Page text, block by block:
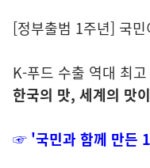
[정부출범 1주년] 국
K-푸드 수출 역대 최
한국의 맛, 세계의 맛
☞ '국민과 함께 만든